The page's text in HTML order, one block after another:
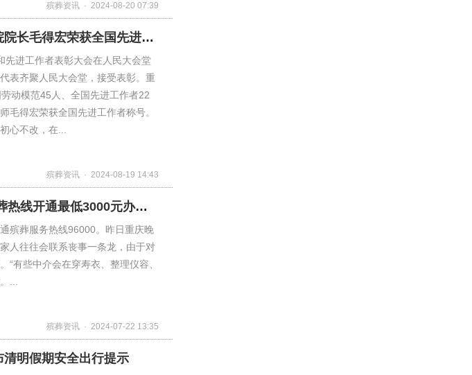
殡葬资讯 · 2024-08-20 07:39
国家级表彰丨永川区中医院院长毛得宏荣获全国先进工作者称号
进工作者表彰大会在人民大会堂
表齐聚人民大会堂，接受表彰。重
动模范45人、全国先进工作者22
毛得宏荣获全国先进工作者称号。
心不改，在...
殡葬资讯 · 2024-08-19 14:43
丧事一条龙步步有陷阱 殡葬热线开通最低3000元办后事
殡葬服务热线96000。昨日重庆晚
人往往会联系丧事一条龙，由于对
“有些中介会在穿寿衣、整理仪容、
...
殡葬资讯 · 2024-07-22 13:35
明假期安全出行提示